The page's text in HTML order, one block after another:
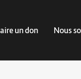
un don Nous